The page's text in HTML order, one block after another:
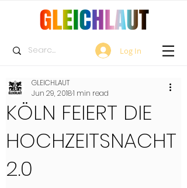
Log In
KÖLN FEIERT DIE
HOCHZEITSNACHT
2.0
GLEICHLAUT
Jun 29, 20181 min read